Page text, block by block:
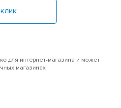
для интернет-магазина и может
магазинах